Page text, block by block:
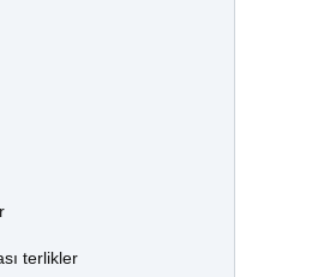
terlikler